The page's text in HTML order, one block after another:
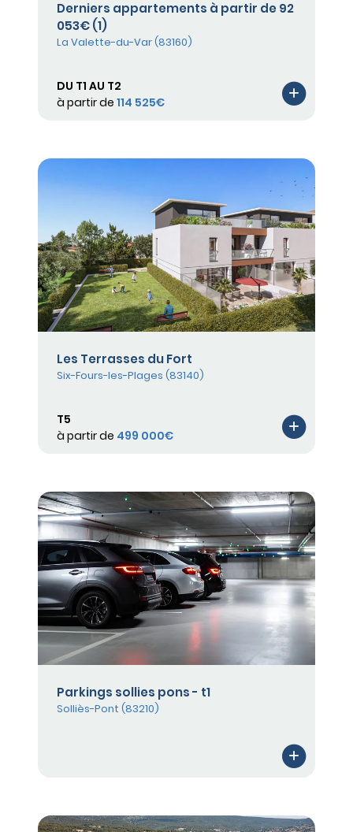
Derniers appartements à partir de 92
053€ (1)
La Valette-du-Var (83160)
DU T1 AU T2
à partir de 114 525€
Les Terrasses du Fort
Six-Fours-les-Plages (83140)
T5
à partir de 499 000€
Parkings sollies pons - t1
Solliès-Pont (83210)